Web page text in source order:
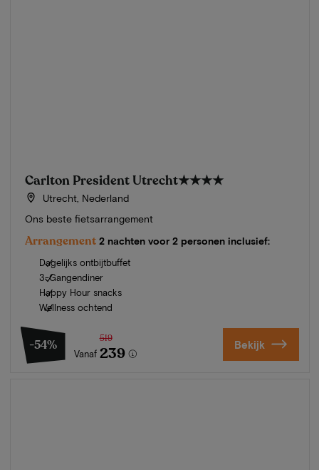
Carlton President Utrecht★★★★
Utrecht, Nederland
Ons beste fietsarrangement
Arrangement 2 nachten voor 2 personen inclusief:
Dagelijks ontbijtbuffet
3-Gangendiner
Happy Hour snacks
Wellness ochtend
-54%
Vanaf
519
239 Bekijk